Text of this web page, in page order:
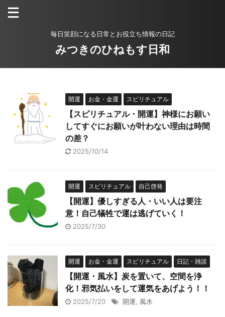
毎日笑顔になる日常とお役立ち情報の日記
みつきのひねもす日和
開運 お金・金運 スピリチュアル
【スピリチュアル・開運】神様にお願い
してすぐにお願いが叶わない理由は時間
の差？
2025/10/14
開運 スピリチュアル 自己啓発
【開運】優しすぎる人・いい人は要注
意！自己犠牲で運は逃げていく！
2025/7/30
開運 お金・金運 スピリチュアル 日記・雑談
【開運・風水】炭を置いて、空間を浄
化！邪気払いをして運気をあげよう！！
2025/7/20 開運 風水